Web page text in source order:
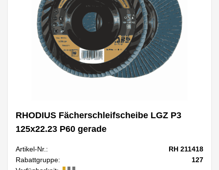
RHODIUS Fächerschleifscheibe LGZ P3
125x22.23 P60 gerade
Artikel-Nr.:
RH 211418
Rabattgruppe:
127